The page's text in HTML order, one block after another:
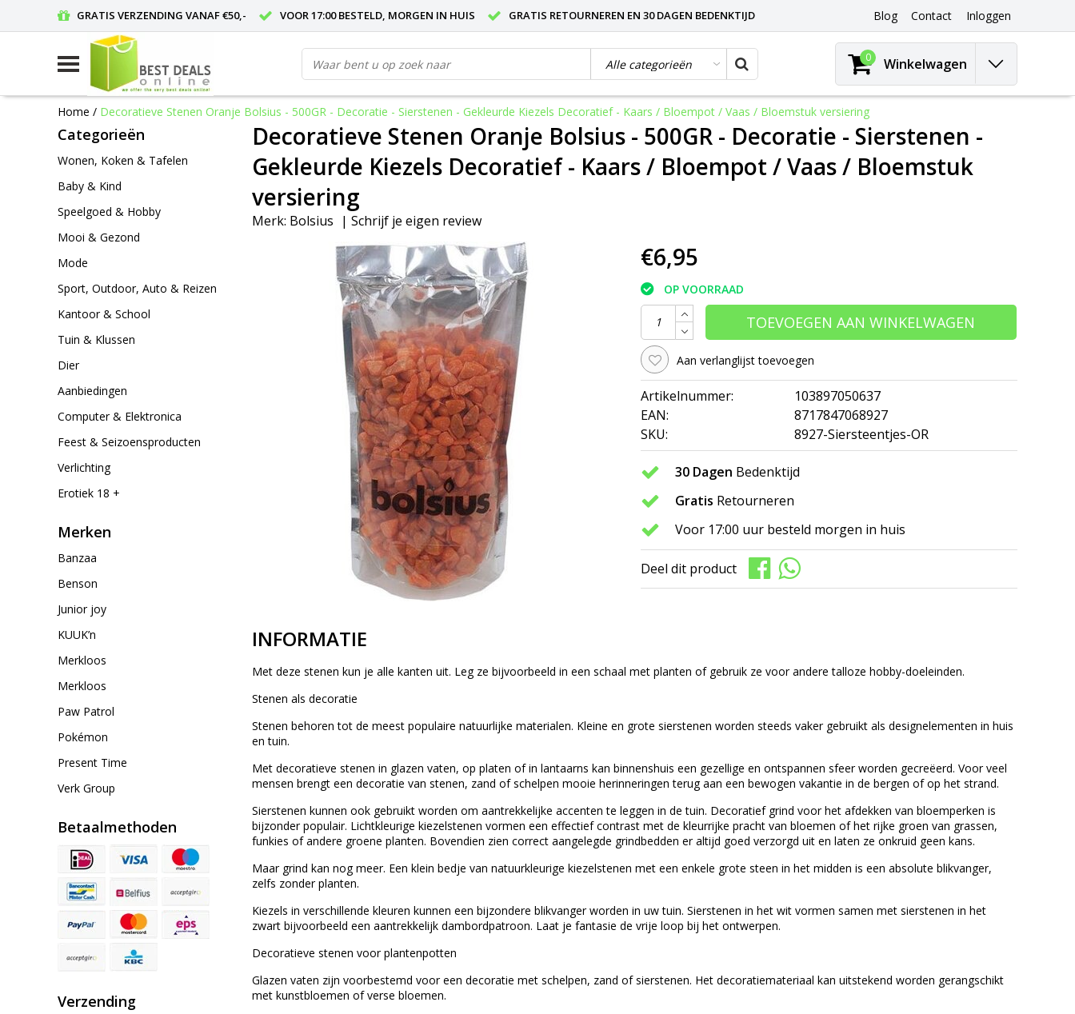
GRATIS VERZENDING VANAF €50,- VOOR 17:00 BESTELD, MORGEN IN HUIS GRATIS RETOURNEREN EN 30 DAGEN BEDENKTIJD Blog Contact Inloggen
0 Winkelwagen
Home / Decoratieve Stenen Oranje Bolsius - 500GR - Decoratie - Sierstenen - Gekleurde Kiezels Decoratief - Kaars / Bloempot / Vaas / Bloemstuk versiering
Categorieën
Wonen, Koken & Tafelen
Baby & Kind
Speelgoed & Hobby
Mooi & Gezond
Mode
Sport, Outdoor, Auto & Reizen
Kantoor & School
Tuin & Klussen
Dier
Aanbiedingen
Computer & Elektronica
Feest & Seizoensproducten
Verlichting
Erotiek 18 +
Merken
Banzaa
Benson
Junior joy
KUUK’n
Merkloos
Merkloos
Paw Patrol
Pokémon
Present Time
Verk Group
Betaalmethoden
Verzending
Decoratieve Stenen Oranje Bolsius - 500GR - Decoratie - Sierstenen -
Gekleurde Kiezels Decoratief - Kaars / Bloempot / Vaas / Bloemstuk
versiering
Merk: Bolsius | Schrijf je eigen review
€6,95
OP VOORRAAD
TOEVOEGEN AAN WINKELWAGEN
Aan verlanglijst toevoegen
Artikelnummer:
103897050637
EAN:
8717847068927
SKU:
8927-Siersteentjes-OR
30 Dagen Bedenktijd
Gratis Retourneren
Voor 17:00 uur besteld morgen in huis
Deel dit product
INFORMATIE
Met deze stenen kun je alle kanten uit. Leg ze bijvoorbeeld in een schaal met planten of gebruik ze voor andere talloze hobby-doeleinden.
Stenen als decoratie
Stenen behoren tot de meest populaire natuurlijke materialen. Kleine en grote sierstenen worden steeds vaker gebruikt als designelementen in huis
en tuin.
Met decoratieve stenen in glazen vaten, op platen of in lantaarns kan binnenshuis een gezellige en ontspannen sfeer worden gecreëerd. Voor veel
mensen brengt een decoratie van stenen, zand of schelpen mooie herinneringen terug aan een bewogen vakantie in de bergen of op het strand.
Sierstenen kunnen ook gebruikt worden om aantrekkelijke accenten te leggen in de tuin. Decoratief grind voor het afdekken van bloemperken is
bijzonder populair. Lichtkleurige kiezelstenen vormen een effectief contrast met de kleurrijke pracht van bloemen of het rijke groen van grassen,
funkies of andere groene planten. Bovendien zien correct aangelegde grindbedden er altijd goed verzorgd uit en laten ze onkruid geen kans.
Maar grind kan nog meer. Een klein bedje van natuurkleurige kiezelstenen met een enkele grote steen in het midden is een absolute blikvanger,
zelfs zonder planten.
Kiezels in verschillende kleuren kunnen een bijzondere blikvanger worden in uw tuin. Sierstenen in het wit vormen samen met sierstenen in het
zwart bijvoorbeeld een aantrekkelijk dambordpatroon. Laat je fantasie de vrije loop bij het ontwerpen.
Decoratieve stenen voor plantenpotten
Glazen vaten zijn voorbestemd voor een decoratie met schelpen, zand of sierstenen. Het decoratiemateriaal kan uitstekend worden gerangschikt
met kunstbloemen of verse bloemen.